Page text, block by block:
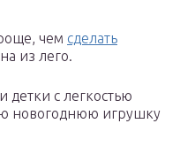
чем сделать
из лего.
с легкостью
новогоднюю игрушку